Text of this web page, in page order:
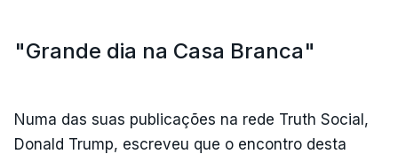
"Grande dia na Casa Branca"
Numa das suas publicações na rede Truth Social,
Donald Trump, escreveu que o encontro desta